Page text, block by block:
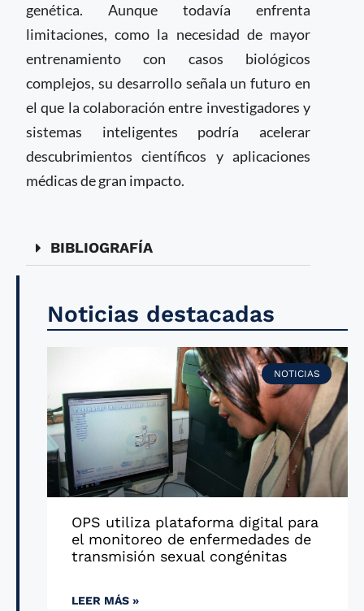
genética. Aunque todavía enfrenta
limitaciones, como la necesidad de mayor
entrenamiento con casos biológicos
complejos, su desarrollo señala un futuro en
el que la colaboración entre investigadores y
sistemas inteligentes podría acelerar
descubrimientos científicos y aplicaciones
médicas de gran impacto.
BIBLIOGRAFÍA
Noticias destacadas
NOTICIAS
OPS utiliza plataforma digital para
el monitoreo de enfermedades de
transmisión sexual congénitas
LEER MÁS »